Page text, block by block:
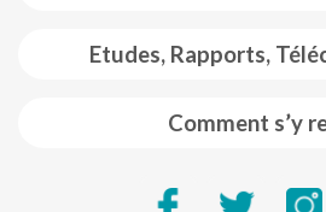
Etudes, Rapports,
Comment s’y